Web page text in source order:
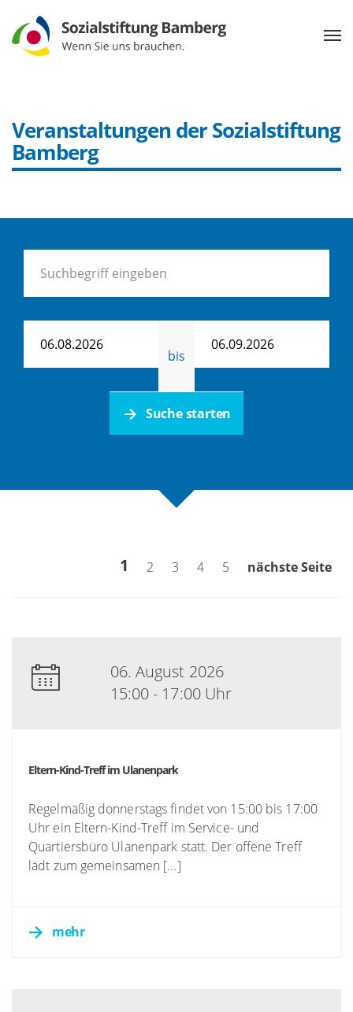
Veranstaltungen der Sozialstiftung
Bamberg
bis
Suche starten
1 2 3 4 5 nächste Seite
06. August 2026
15:00 - 17:00 Uhr
Eltern-Kind-Treff im Ulanenpark
Regelmäßig donnerstags findet von 15:00 bis 17:00
Uhr ein Eltern-Kind-Treff im Service- und
Quartiersbüro Ulanenpark statt. Der offene Treff
lädt zum gemeinsamen [...]
mehr